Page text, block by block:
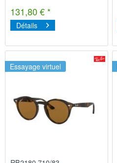
131,80 € *
Détails
Essayage virtuel